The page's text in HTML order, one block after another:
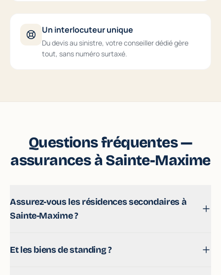
Un interlocuteur unique
Du devis au sinistre, votre conseiller dédié gère
tout, sans numéro surtaxé.
Questions fréquentes —
assurances à Sainte-Maxime
Assurez-vous les résidences secondaires à
Sainte-Maxime ?
pour une occupation ponctuelle.
Et les biens de standing ?